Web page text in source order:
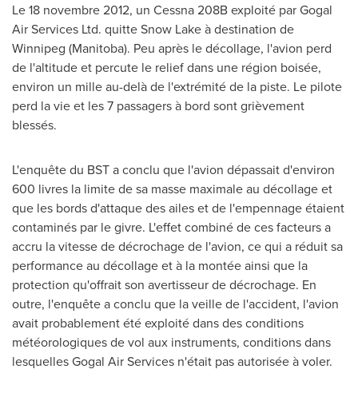
Le 18 novembre 2012, un Cessna 208B exploité par Gogal
Air Services Ltd. quitteSnow Lakeà destination de
Winnipeg (Manitoba). Peu après le décollage, l'avion perd
de l'altitude et percute le relief dans une région boisée,
environ un mille au-delà de l'extrémité de la piste. Le pilote
perd la vie et les 7 passagers à bord sont grièvement
blessés.
L'enquête du BST a conclu que l'avion dépassait d'environ
600 livres la limite de sa masse maximale au décollage et
que les bords d'attaque des ailes et de l'empennage étaient
contaminés par le givre. L'effet combiné de ces facteurs a
accru la vitesse de décrochage de l'avion, ce qui a réduit sa
performance au décollage et à la montée ainsi que la
protection qu'offrait son avertisseur de décrochage. En
outre, l'enquête a conclu que la veille de l'accident, l'avion
avait probablement été exploité dans des conditions
météorologiques de vol aux instruments, conditions dans
lesquelles Gogal Air Services n'était pas autorisée à voler.